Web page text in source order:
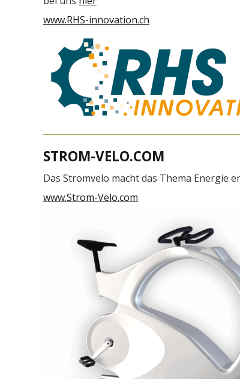
www.RHS-innovation.ch
STROM-VELO.COM
Das Stromvelo macht das Thema Energie
www.Strom-Velo.com